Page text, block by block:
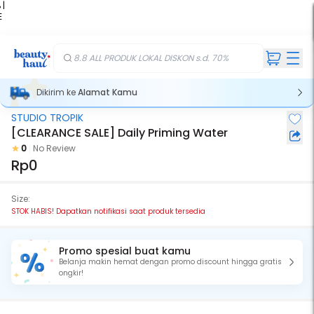
|
8.8 ALL PRODUK LOKAL DISKON s.d. 70%
Dikirim keAlamat Kamu
Stok Habis
STUDIO TROPIK
[CLEARANCE SALE] Daily Priming Water
0 No Review
Rp0
Size:
STOK HABIS! Dapatkan notifikasi saat produk tersedia
Promo spesial buat kamu
Belanja makin hemat dengan promo discount hingga gratis
ongkir!